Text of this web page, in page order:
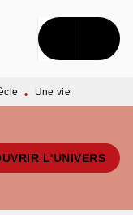
• Une vie
L'UNIVERS